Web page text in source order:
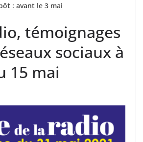
: avant le 3 mai
témoignages
sociaux à
15 mai